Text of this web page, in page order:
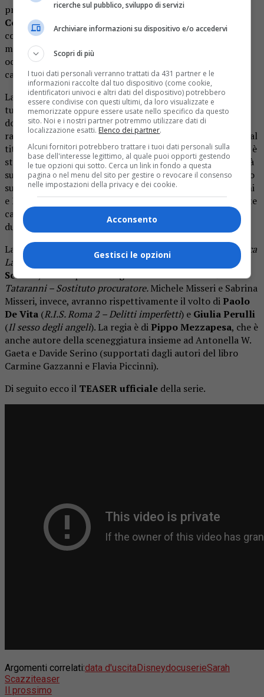
proprio per mano dei suoi familiari più stretti. La zia
Cosima Serrano
e la cugina Sabrina Misseri
furono
condannate all’ergastolo per aver ucciso la giovane,
mentre lo zioMichele Misseri
occultamento di cadavere e condannato a otto anni di
carcere.
La vicenda ottenne un’enorme copertura mediatica e in
tutta Italia se ne parlò a lungo. Adesso, quattordici anni
dopo, l’assassinio della giovane Sarah Scazzi sarà
raccontato tramite una serie televisiva targata
dal
titoloAvetrana – Qui non è Hollywood. Nei giorni scorsi è
stata annunciata la data d’uscita della serie, che debutterà
sulla piattaforma di streaming online il25 ottobre. Basato
sul libroSarah. La ragazza di Avetranadi Carmine Gazzanni
e Flavia Piccinni, lo show ripercorrerà questo sconvolgente
caso di cronaca nera italiano in
quattro episodi
durata di un’ora ciascuno.
La giovane Sarah è interpretata da
Federica Pala
America
Latina
). Nel ruolo di Cosima Serrano troveremo
Vanessa
Scalera, nota soprattutto grazie alla fictionImma
Tataranni – Sostituto procuratore.Michele Misseri e Sabrina
Misseri, invece, avranno rispettivamente il volto di Paolo
De Vita (R.I.S. Roma 2 – Delitti imperfetti) e Giulia Perulli
(Il sesso degli angeli). La regia è di Pippo Mezzapesa, che è
anche autore della sceneggiatura insieme ad Antonella W.
Gaeta e Davide Serino (supportati dagli autori del libro
Carmine Gazzanni e Flavia Piccinni).
Di seguito ecco il TEASER ufficiale della serie.
Argomenti correlati:data d'uscitaDisneydocuserieSarah
Scazziteaser
Il prossimo
ricerche sul pubblico, sviluppo di servizi
Archiviare informazioni su dispositivo e/o accedervi
Scopri di più
I tuoi dati personali verranno trattati da 431 partner e le
informazioni raccolte dal tuo dispositivo (come cookie,
identificatori univoci e altri dati del dispositivo) potrebbero
essere condivise con questi ultimi, da loro visualizzate e
memorizzate oppure essere usate nello specifico da questo
sito. Noi e i nostri partner potremmo utilizzare dati di
localizzazione esatti. Elenco dei partner.
Alcuni fornitori potrebbero trattare i tuoi dati personali sulla
base dell'interesse legittimo, al quale puoi opporti gestendo
le tue opzioni qui sotto. Cerca un link in fondo a questa
pagina o nel menu del sito per gestire o revocare il consenso
nelle impostazioni della privacy e dei cookie.
Acconsento
Gestisci le opzioni